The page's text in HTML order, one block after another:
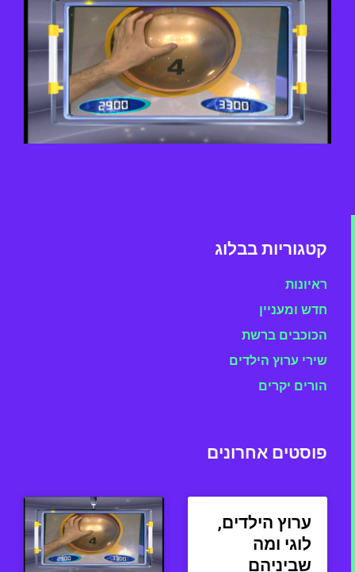
קטגוריות בבלוג
ראיונות
חדש ומעניין
הכוכבים ברשת
שירי ערוץ הילדים
הורים יקרים
פוסטים אחרונים
ערוץ הילדים,
לוגי ומה
שביניהם